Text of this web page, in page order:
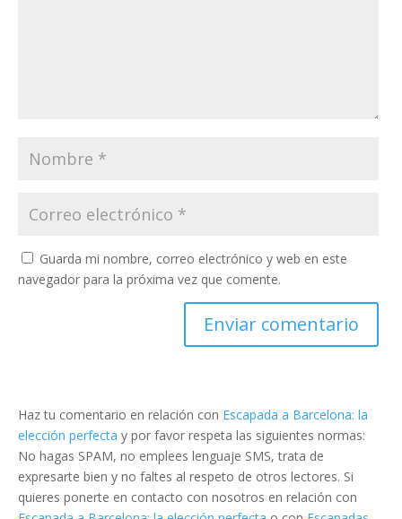
Guarda mi nombre, correo electrónico y web en este
navegador para la próxima vez que comente.
Haz tu comentario en relación con Escapada a Barcelona: la
elección perfecta y por favor respeta las siguientes normas:
No hagas SPAM, no emplees lenguaje SMS, trata de
expresarte bien y no faltes al respeto de otros lectores. Si
quieres ponerte en contacto con nosotros en relación con